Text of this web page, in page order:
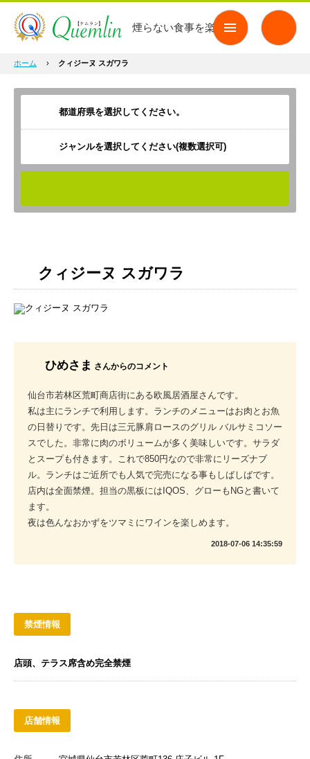
煙らない食事を楽しもう
ホーム › クィジーヌ スガワラ
ジャンルを選択してください(複数選択可)
クィジーヌ スガワラ
ひめさま さんからのコメント
仙台市若林区荒町商店街にある欧風居酒屋さんです。
私は主にランチで利用します。ランチのメニューはお肉とお魚
の日替りです。先日は三元豚肩ロースのグリル バルサミコソー
スでした。非常に肉のボリュームが多く美味しいです。サラダ
とスープも付きます。これで850円なので非常にリーズナブ
ル。ランチはご近所でも人気で完売になる事もしばしばです。
店内は全面禁煙。担当の黒板にはIQOS、グローもNGと書いて
ます。
夜は色んなおかずをツマミにワインを楽しめます。
2018-07-06 14:35:59
禁煙情報
店頭、テラス席含め完全禁煙
店舗情報